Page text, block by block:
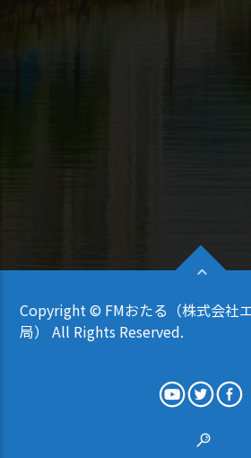
Copyright © FMおたる（株式会社
局） All Rights Reserved.